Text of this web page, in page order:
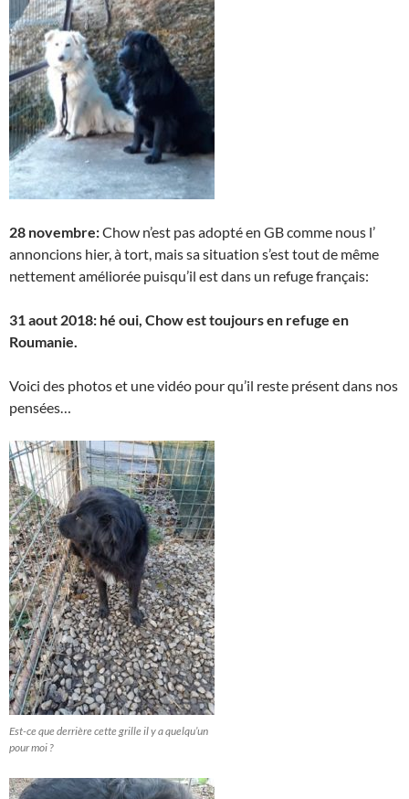
28 novembre:Chow n’est pas adopté en GB comme nous l’
annoncions hier, à tort, mais sa situation s’est tout de même
nettement améliorée puisqu’il est dans un refuge français:
31 aout 2018: hé oui, Chow est toujours en refuge en
Roumanie.
Voici des photos et une vidéo pour qu’il reste présent dans nos
pensées…
Est-ce que derrière cette grille il y a quelqu’un
pour moi ?